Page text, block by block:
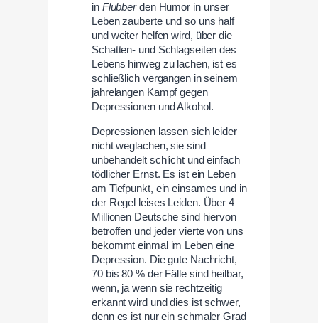
in Flubberden Humor in unser
Leben zauberte und so uns half
und weiter helfen wird, über die
Schatten- und Schlagseiten des
Lebens hinweg zu lachen, ist es
schließlich vergangen in seinem
jahrelangen Kampf gegen
Depressionen und Alkohol.
Depressionen lassen sich leider
nicht weglachen, sie sind
unbehandelt schlicht und einfach
tödlicher Ernst. Es ist ein Leben
am Tiefpunkt, ein einsames und in
der Regel leises Leiden. Über 4
Millionen Deutsche sind hiervon
betroffen und jeder vierte von uns
bekommt einmal im Leben eine
Depression. Die gute Nachricht,
70 bis 80 % der Fälle sind heilbar,
wenn, ja wenn sie rechtzeitig
erkannt wird und dies ist schwer,
denn es ist nur ein schmaler Grad